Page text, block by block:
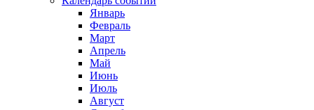
Январь
Февраль
Март
Апрель
Май
Июнь
Июль
Август